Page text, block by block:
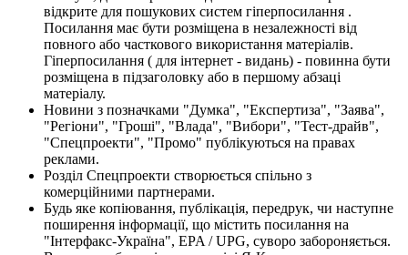
відкрите для пошукових систем гіперпосилання .
Посилання має бути розміщена в незалежності від
повного або часткового використання матеріалів.
Гіперпосилання ( для інтернет - видань) - повинна бути
розміщена в підзаголовку або в першому абзаці
матеріалу.
Новини з позначками "Думка", "Експертиза", "Заява",
"Регіони", "Гроші", "Влада", "Вибори", "Тест-драйв",
"Спецпроекти", "Промо" публікуються на правах
реклами.
Розділ Спецпроекти створюється спільно з
комерційними партнерами.
Будь яке копіювання, публікація, передрук, чи наступне
поширення інформації, що містить посилання на
"Інтерфакс-Україна", EPA / UPG, суворо забороняється.